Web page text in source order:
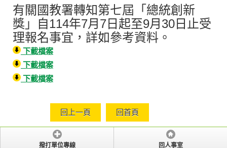
有關國教署轉知第七屆「總統創新
獎」自114年7月7日起至9月30日止受
理報名事宜，詳如參考資料。
下載檔案
下載檔案
下載檔案
回上一頁 回首頁
撥打單位專線 回人事室